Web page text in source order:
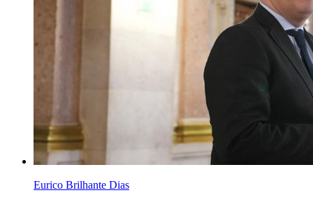
Eurico Brilhante Dias